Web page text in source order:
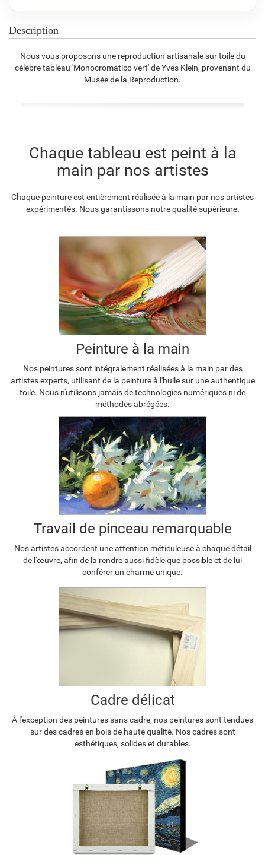
F4613-236
€81.58
F5130-204
€ 117.62
F6035-220
€96.85
Description
Nous vous proposons une reproduction artisanale sur toile du
célèbre tableau 'Monocromatico vert' de Yves Klein, provenant du
Musée de la Reproduction.
Chaque tableau est peint à la
main par nos artistes
Chaque peinture est entièrement réalisée à la main par nos artistes
expérimentés. Nous garantissons notre qualité supérieure.
Peinture à la main
Nos peintures sont intégralement réalisées à la main par des
artistes experts, utilisant de la peinture à l'huile sur une authentique
toile. Nous n'utilisons jamais de technologies numériques ni de
méthodes abrégées.
Travail de pinceau remarquable
Nos artistes accordent une attention méticuleuse à chaque détail
de l'œuvre, afin de la rendre aussi fidèle que possible et de lui
conférer un charme unique.
Cadre délicat
À l'exception des peintures sans cadre, nos peintures sont tendues
sur des cadres en bois de haute qualité. Nos cadres sont
esthétiques, solides et durables.